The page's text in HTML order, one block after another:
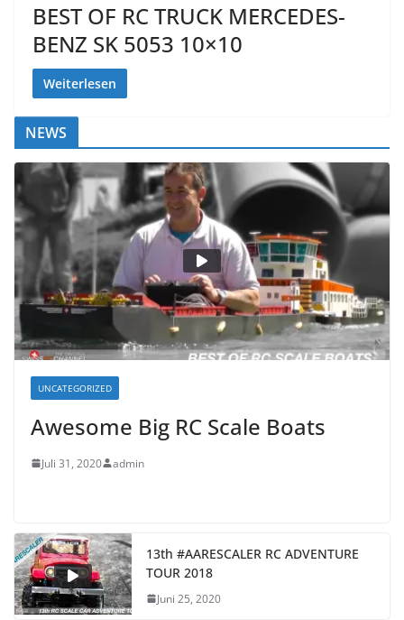
BEST OF RC TRUCK MERCEDES-
BENZ SK 5053 10×10
Weiterlesen
NEWS
UNCATEGORIZED
Awesome Big RC Scale Boats
Juli 31, 2020 admin
13th #AARESCALER RC ADVENTURE
TOUR 2018
Juni 25, 2020